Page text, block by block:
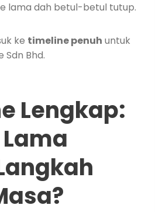
lama dah betul-betul tutup.
ke timeline penuh untuk
Sdn Bhd.
Lengkap: